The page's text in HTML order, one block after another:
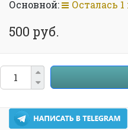
Основной: Осталась
500 руб.